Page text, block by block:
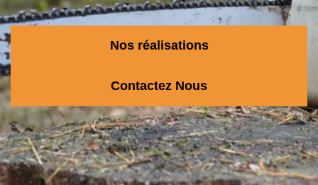
Nos réalisations
Contactez Nous